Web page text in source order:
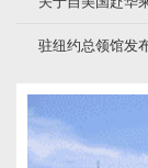
驻纽约总领馆发